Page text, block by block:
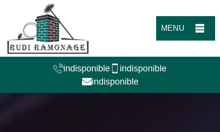
MENU
indisponible
indisponible
indisponible